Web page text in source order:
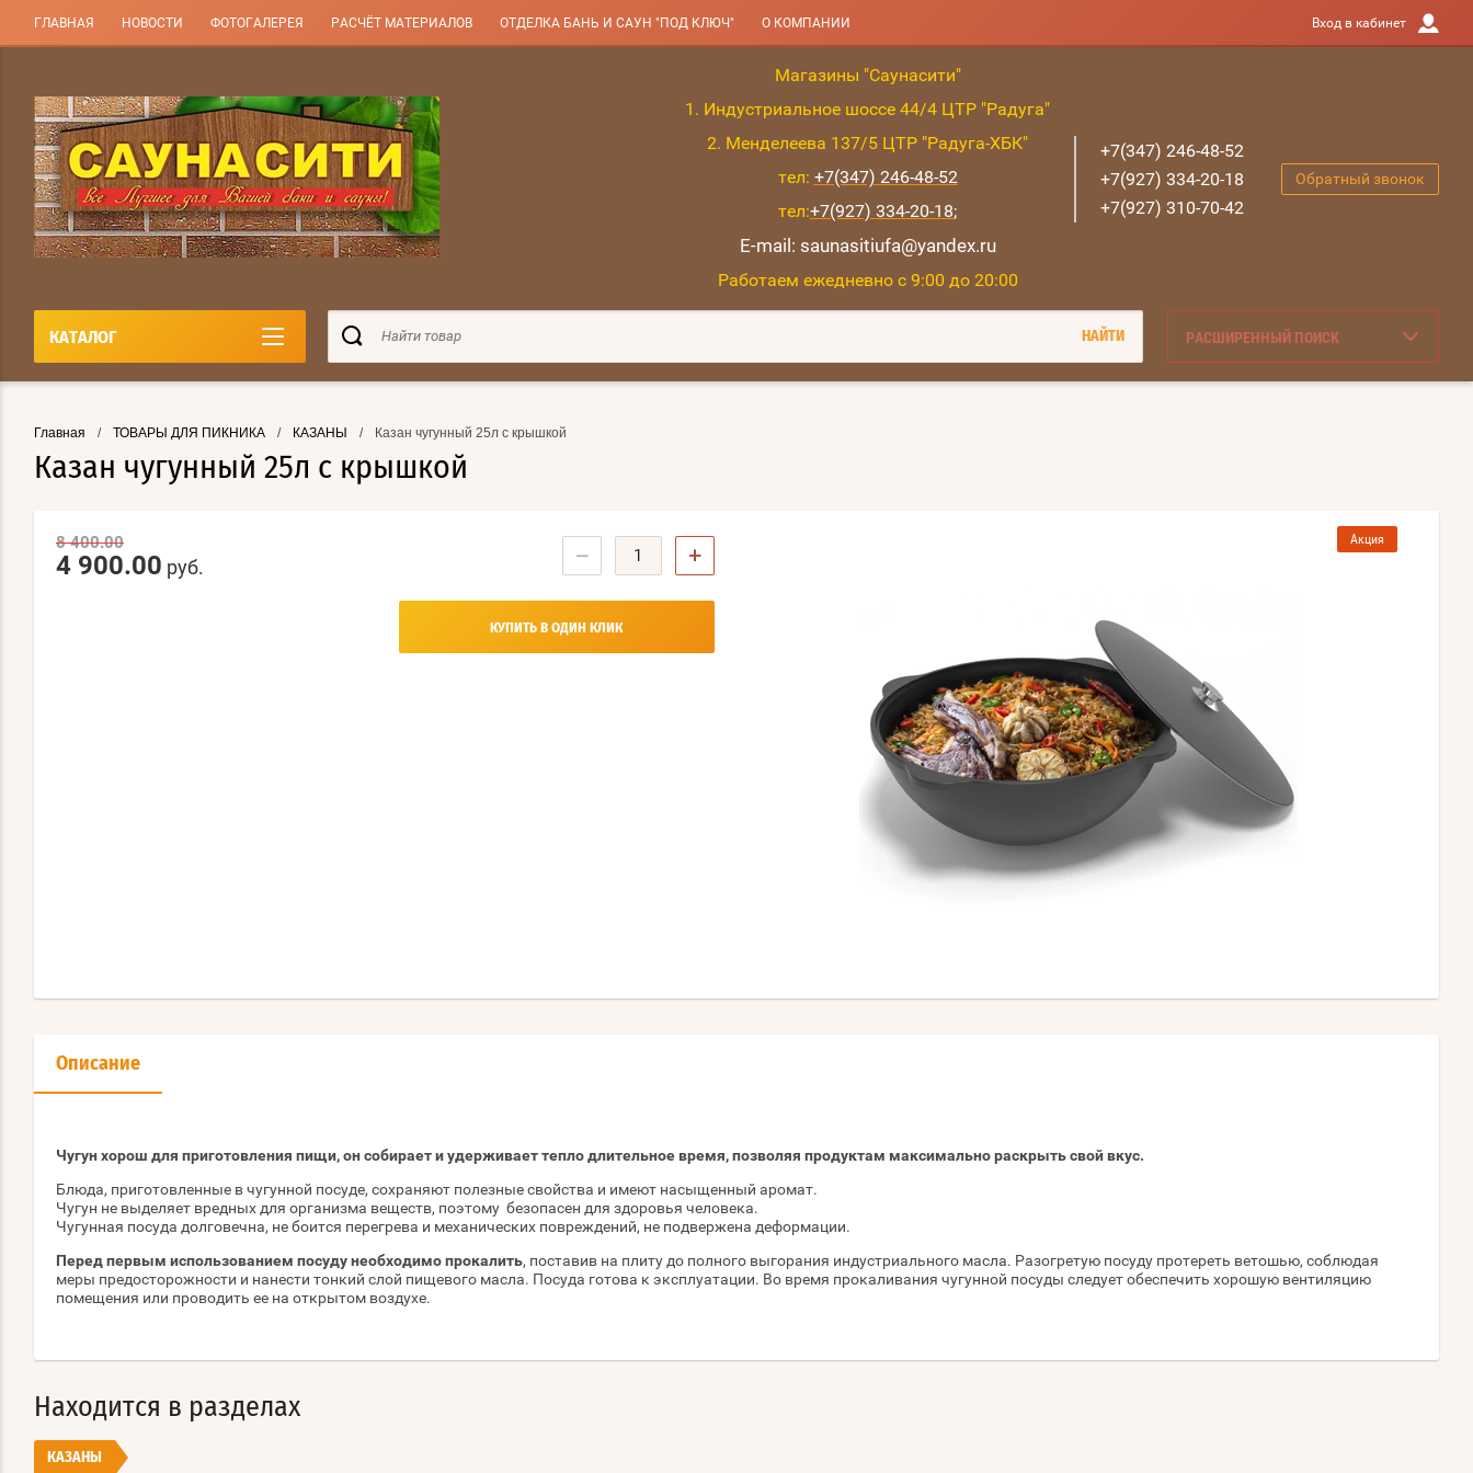
ГЛАВНАЯ НОВОСТИ ФОТОГАЛЕРЕЯ РАСЧЁТ МАТЕРИАЛОВ ОТДЕЛКА БАНЬ И САУН "ПОД КЛЮЧ" О КОМПАНИИ Вход в кабинет
Магазины "Саунасити"
1. Индустриальное шоссе 44/4 ЦТР "Радуга"
2. Менделеева 137/5 ЦТР "Радуга-ХБК"
тел: +7(347) 246-48-52
тел:+7(927) 334-20-18;
E-mail: saunasitiufa@yandex.ru
Работаем ежедневно с 9:00 до 20:00
+7(347) 246-48-52
+7(927) 334-20-18
+7(927) 310-70-42
Обратный звонок
КАТАЛОГ РАСШИРЕННЫЙ ПОИСК
Главная / ТОВАРЫ ДЛЯ ПИКНИКА / КАЗАНЫ / Казан чугунный 25л с крышкой
Казан чугунный 25л с крышкой
8 400.00
4 900.00 руб. − +
КУПИТЬ В ОДИН КЛИК
Акция
Описание
Чугун хорош для приготовления пищи, он собирает и удерживает тепло длительное время, позволяя продуктам максимально раскрыть свой вкус.
Блюда, приготовленные в чугунной посуде, сохраняют полезные свойства и имеют насыщенный аромат.
Чугун не выделяет вредных для организма веществ, поэтому безопасен для здоровья человека.
Чугунная посуда долговечна, не боится перегрева и механических повреждений, не подвержена деформации.
Перед первым использованием посуду необходимо прокалить, поставив на плиту до полного выгорания индустриального масла. Разогретую посуду протереть ветошью, соблюдая
меры предосторожности и нанести тонкий слой пищевого масла. Посуда готова к эксплуатации. Во время прокаливания чугунной посуды следует обеспечить хорошую вентиляцию
помещения или проводить ее на открытом воздухе.
Находится в разделах
КАЗАНЫ